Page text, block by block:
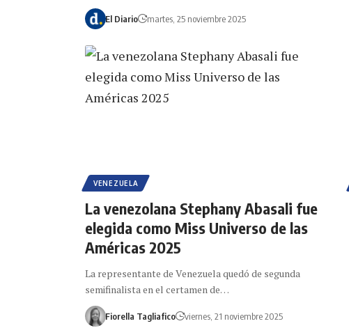
El Diario martes, 25 noviembre 2025
VENEZUELA
La venezolana Stephany Abasali fue
elegida como Miss Universo de las
Américas 2025
La representante de Venezuela quedó de segunda
semifinalista en el certamen de…
Fiorella Tagliafico viernes, 21 noviembre 2025